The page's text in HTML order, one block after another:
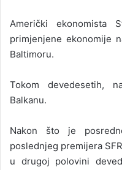
Američki ekonomista
primjenjene ekonomije
Baltimoru.
Tokom devedesetih,
Balkanu.
Nakon što je
poslednjeg premijera
u drugoj polovini